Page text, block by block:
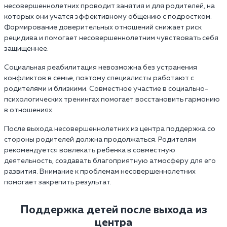
несовершеннолетних проводит занятия и для родителей, на
которых они учатся эффективному общению с подростком.
Формирование доверительных отношений снижает риск
рецидива и помогает несовершеннолетним чувствовать себя
защищеннее.
Социальная реабилитация невозможна без устранения
конфликтов в семье, поэтому специалисты работают с
родителями и близкими. Совместное участие в социально-
психологических тренингах помогает восстановить гармонию
в отношениях.
После выхода несовершеннолетних из центра поддержка со
стороны родителей должна продолжаться. Родителям
рекомендуется вовлекать ребенка в совместную
деятельность, создавать благоприятную атмосферу для его
развития. Внимание к проблемам несовершеннолетних
помогает закрепить результат.
Поддержка детей после выхода из
центра